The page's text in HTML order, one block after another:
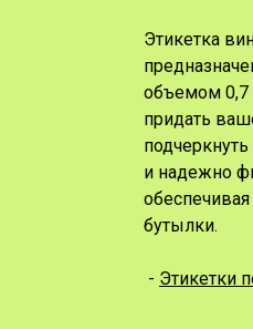
Этикетка
объемом 0,7
придать
и надежно
бутылки.
- Этикетки